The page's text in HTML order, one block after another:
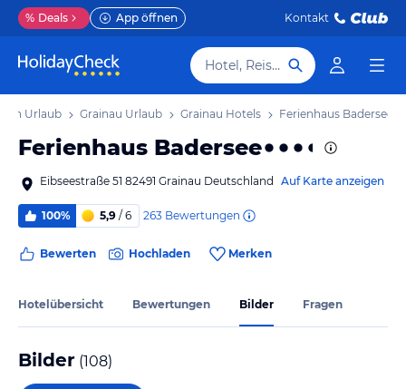
% Deals App öffnen Kontakt
Hotel, Reiseziel
Urlaub Grainau Urlaub Grainau Hotels Ferienhaus Badersee
Ferienhaus Badersee
Eibseestraße 51 82491 Grainau Deutschland Auf Karte anzeigen
100% 5,9 / 6 263 Bewertungen
Bewerten Hochladen Merken
Hotelübersicht Bewertungen Bilder Fragen
Bilder (108)